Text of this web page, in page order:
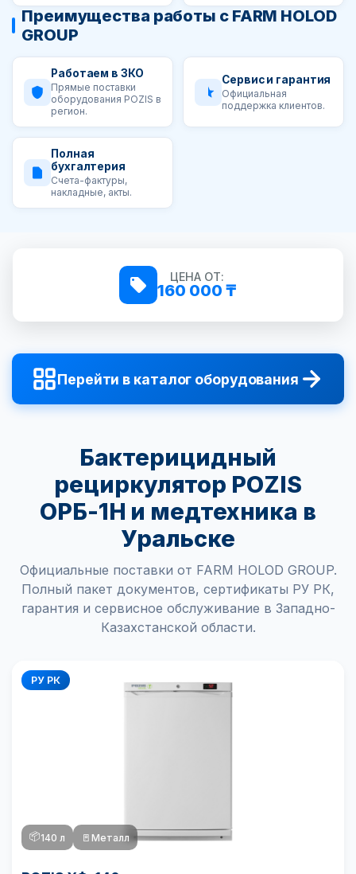
Преимущества работы с FARM HOLOD
GROUP
Работаем в ЗКО
Прямые поставки
оборудования POZIS в
регион.
Сервис и гарантия
Официальная
поддержка клиентов.
Полная
бухгалтерия
Счета-фактуры,
накладные, акты.
ЦЕНА ОТ:
160 000 ₸
Перейти в каталог оборудования
Бактерицидный
рециркулятор POZIS
ОРБ-1Н и медтехника в
Уральске
Официальные поставки от FARM HOLOD GROUP.
Полный пакет документов, сертификаты РУ РК,
гарантия и сервисное обслуживание в Западно-
Казахстанской области.
РУ РК
📦140 л 🚪 Металл